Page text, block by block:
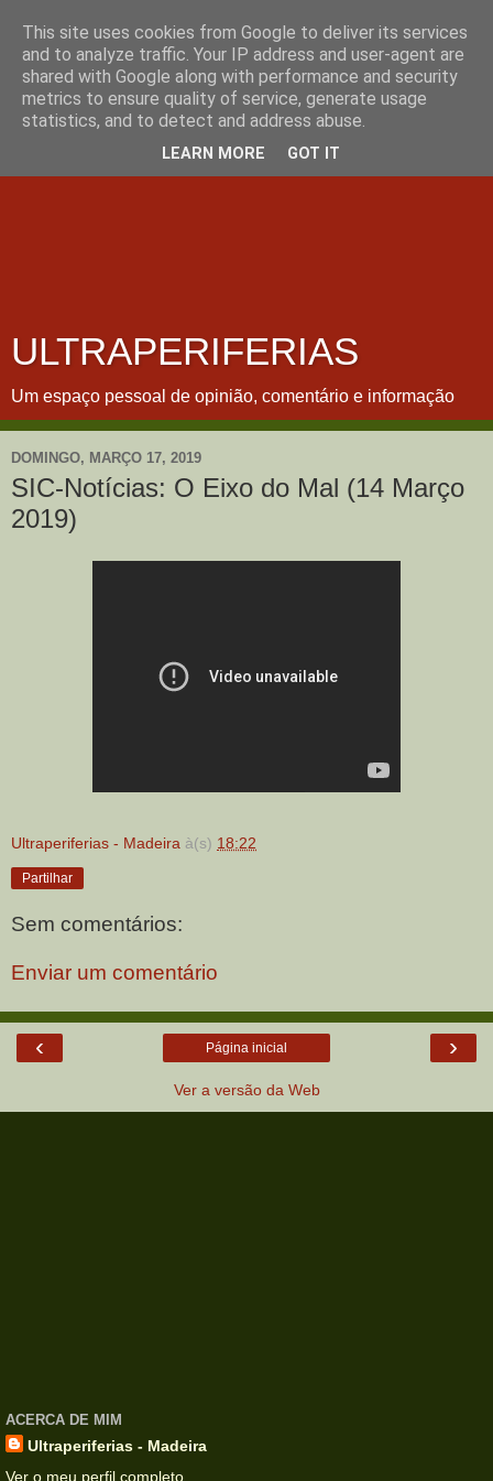
ULTRAPERIFERIAS
Um espaço pessoal de opinião, comentário e informação
DOMINGO, MARÇO 17, 2019
SIC-Notícias: O Eixo do Mal (14 Março
2019)
Ultraperiferias - Madeira à(s) 18:22
Partilhar
Sem comentários:
Enviar um comentário
‹ ›
Página inicial
Ver a versão da Web
ACERCA DE MIM
Ultraperiferias - Madeira
Ver o meu perfil completo
This site uses cookies from Google to deliver its services
and to analyze traffic. Your IP address and user-agent are
shared with Google along with performance and security
metrics to ensure quality of service, generate usage
statistics, and to detect and address abuse.
LEARN MORE GOT IT